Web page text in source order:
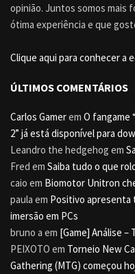
opinião. Juntos somos mais
ótima experiência e que
Clique aqui para conhecer a
ÚLTIMOS COMENTÁRIOS
Carlos Gamerem O fangame
2” já está disponível para
Leandro the hedgehog em
Fred em Saiba tudo o que
caio em Biomotor Unitron
paula em Positivo apresenta
imersão em PCs
bruno a em [Game] Análise
PEIXOTO em Torneio New
Gathering (MTG) começou